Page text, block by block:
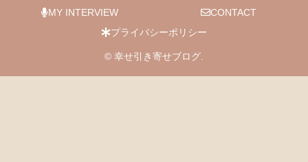
MY INTERVIEW
CONTACT
プライバシーポリシー
© 幸せ引き寄せブログ.